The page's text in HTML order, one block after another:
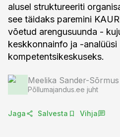
alusel struktureeriti
see täidaks paremini
võetud arengusuunda -
keskkonnainfo ja -analüüsi
kompetentsikeskuseks.
Meelika Sander-Sõrmus
Põllumajandus.ee juht
Jaga Salvesta Vihja